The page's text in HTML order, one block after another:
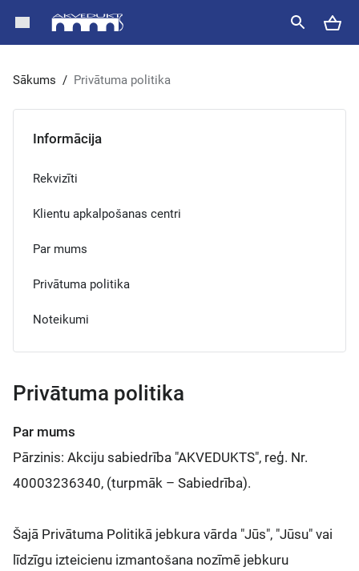
Sākums / Privātuma politika
Informācija
Rekvizīti
Klientu apkalpošanas centri
Par mums
Privātuma politika
Noteikumi
Privātuma politika
Par mums
Pārzinis: Akciju sabiedrība "AKVEDUKTS", reģ. Nr.
40003236340, (turpmāk – Sabiedrība).
Šajā Privātuma Politikā jebkura vārda "Jūs", "Jūsu" vai
līdzīgu izteicienu izmantošana nozīmē jebkuru